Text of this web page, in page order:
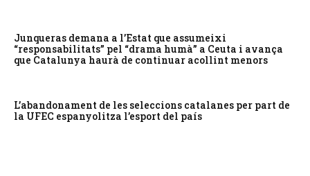
Junqueras demana a l’Estat que assumeixi
“responsabilitats” pel “drama humà” a Ceuta i avança
que Catalunya haurà de continuar acollint menors
L’abandonament de les seleccions catalanes per part de
la UFEC espanyolitza l’esport del país